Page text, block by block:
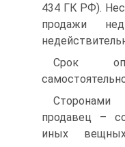
434 ГК РФ).
продажи
Срок
продавец –
иных